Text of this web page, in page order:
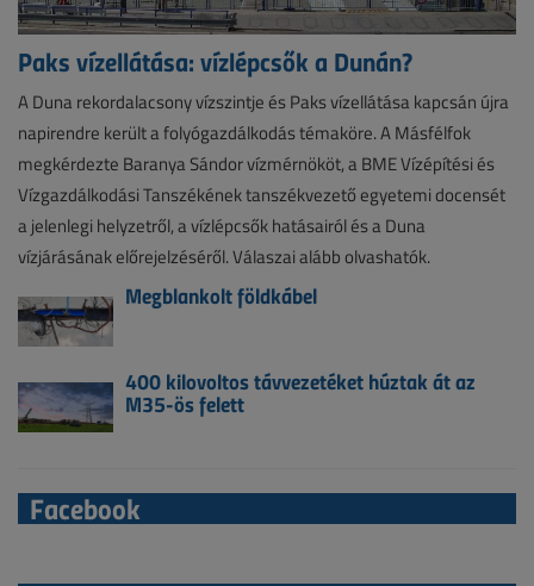
Paks vízellátása: vízlépcsők a Dunán?
A Duna rekordalacsony vízszintje és Paks vízellátása kapcsán újra
napirendre került a folyógazdálkodás témaköre. A Másfélfok
megkérdezte Baranya Sándor vízmérnököt, a BME Vízépítési és
Vízgazdálkodási Tanszékének tanszékvezető egyetemi docensét
a jelenlegi helyzetről, a vízlépcsők hatásairól és a Duna
vízjárásának előrejelzéséről. Válaszai alább olvashatók.
Megblankolt földkábel
400 kilovoltos távvezetéket húztak át az
M35-ös felett
Facebook